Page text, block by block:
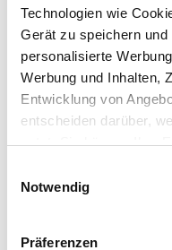
Technologien wie
Gerät zu speichern
personalisierte
Werbung und Inhalten,
Entwicklung von
entscheiden darüber,
nutzt. Sie können Ihre
Trigger Symbol ändern
Erfahren Sie mehr
Notwendig
Präferenzen
VORIGER